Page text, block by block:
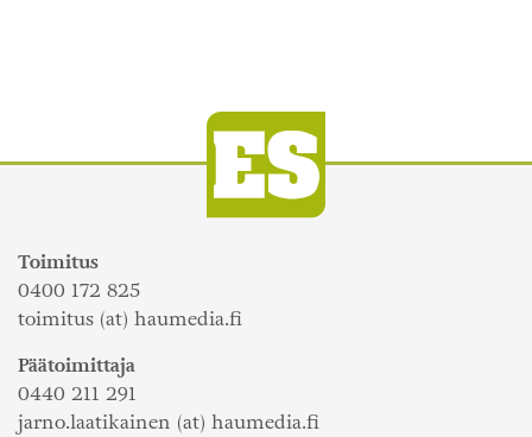
Toimitus
0400 172 825
toimitus (at) haumedia.fi
Päätoimittaja
0440 211 291
jarno.laatikainen (at) haumedia.fi